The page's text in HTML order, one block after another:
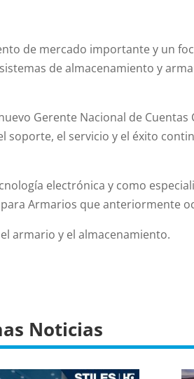
de mercado importante y un
de almacenamiento y
Gerente Nacional de Cuentas
el servicio y el éxito
electrónica y como
Armarios que anteriormente
armario y el almacenamiento.
Noticias